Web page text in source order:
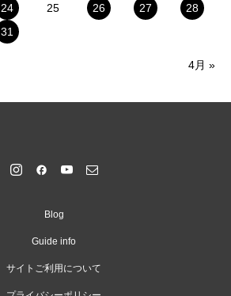
24 25 26 27
28
31
4月 »
Blog
Guide info
サイトご利用について